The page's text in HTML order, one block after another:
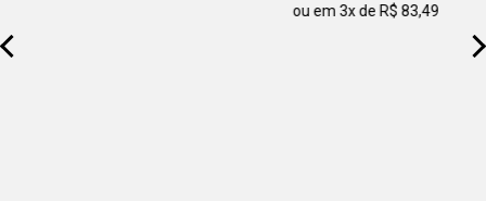
ou em 3x de R$ 83,49